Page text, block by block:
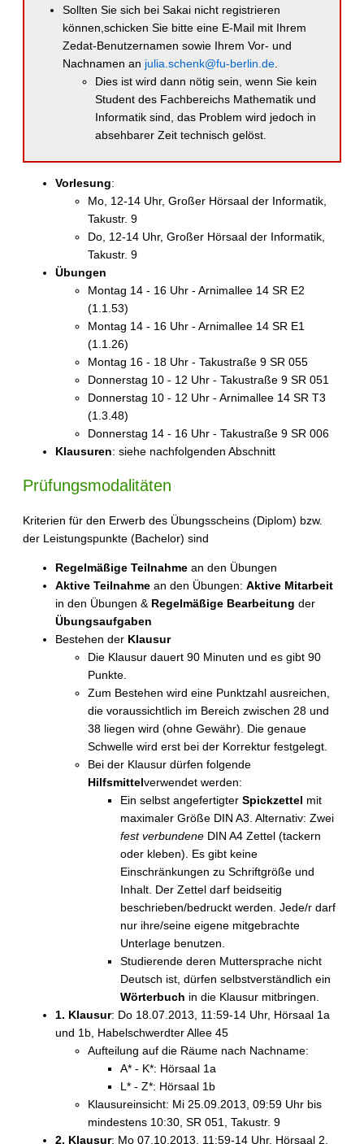
Sollten Sie sich bei Sakai nicht registrieren
können,schicken Sie bitte eine E-Mail mit Ihrem
Zedat-Benutzernamen sowie Ihrem Vor- und
Nachnamen an julia.schenk@fu-berlin.de.
Dies ist wird dann nötig sein, wenn Sie kein
Student des Fachbereichs Mathematik und
Informatik sind, das Problem wird jedoch in
absehbarer Zeit technisch gelöst.
Vorlesung:
Mo, 12-14 Uhr, Großer Hörsaal der Informatik,
Takustr. 9
Do, 12-14 Uhr, Großer Hörsaal der Informatik,
Takustr. 9
Übungen
Montag 14 - 16 Uhr - Arnimallee 14 SR E2
(1.1.53)
Montag 14 - 16 Uhr - Arnimallee 14 SR E1
(1.1.26)
Montag 16 - 18 Uhr - Takustraße 9 SR 055
Donnerstag 10 - 12 Uhr - Takustraße 9 SR 051
Donnerstag 10 - 12 Uhr - Arnimallee 14 SR T3
(1.3.48)
Donnerstag 14 - 16 Uhr - Takustraße 9 SR 006
Klausuren: siehe nachfolgenden Abschnitt
Prüfungsmodalitäten
Kriterien für den Erwerb des Übungsscheins (Diplom) bzw.
der Leistungspunkte (Bachelor) sind
Regelmäßige Teilnahme an den Übungen
Aktive Teilnahme an den Übungen: Aktive Mitarbeit
in den Übungen & Regelmäßige Bearbeitung der
Übungsaufgaben
Bestehen der Klausur
Die Klausur dauert 90 Minuten und es gibt 90
Punkte.
Zum Bestehen wird eine Punktzahl ausreichen,
die voraussichtlich im Bereich zwischen 28 und
38 liegen wird (ohne Gewähr). Die genaue
Schwelle wird erst bei der Korrektur festgelegt.
Bei der Klausur dürfen folgende
Hilfsmittelverwendet werden:
Ein selbst angefertigter Spickzettel mit
maximaler Größe DIN A3. Alternativ: Zwei
fest verbundene DIN A4 Zettel (tackern
oder kleben). Es gibt keine
Einschränkungen zu Schriftgröße und
Inhalt. Der Zettel darf beidseitig
beschrieben/bedruckt werden. Jede/r darf
nur ihre/seine eigene mitgebrachte
Unterlage benutzen.
Studierende deren Muttersprache nicht
Deutsch ist, dürfen selbstverständlich ein
Wörterbuch in die Klausur mitbringen.
1. Klausur: Do 18.07.2013, 11:59-14 Uhr, Hörsaal 1a
und 1b, Habelschwerdter Allee 45
Aufteilung auf die Räume nach Nachname:
A* - K*: Hörsaal 1a
L* - Z*: Hörsaal 1b
Klausureinsicht: Mi 25.09.2013, 09:59 Uhr bis
mindestens 10:30, SR 051, Takustr. 9
2. Klausur: Mo 07.10.2013, 11:59-14 Uhr, Hörsaal 2,